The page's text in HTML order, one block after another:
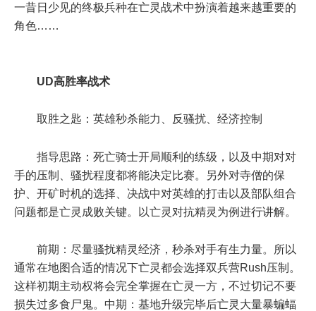
一昔日少见的终极兵种在亡灵战术中扮演着越来越重要的
角色……
UD高胜率战术
取胜之匙：英雄秒杀能力、反骚扰、经济控制
指导思路：死亡骑士开局顺利的练级，以及中期对对
手的压制、骚扰程度都将能决定比赛。另外对寺僧的保
护、开矿时机的选择、决战中对英雄的打击以及部队组合
问题都是亡灵成败关键。以亡灵对抗精灵为例进行讲解。
前期：尽量骚扰精灵经济，秒杀对手有生力量。所以
通常在地图合适的情况下亡灵都会选择双兵营Rush压制。
这样初期主动权将会完全掌握在亡灵一方，不过切记不要
损失过多食尸鬼。中期：基地升级完毕后亡灵大量暴蝙蝠